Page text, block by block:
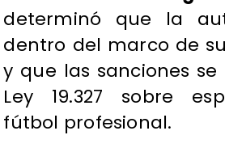
determinó que la
dentro del marco de
y que las sanciones
Ley 19.327 sobre
fútbol profesional.